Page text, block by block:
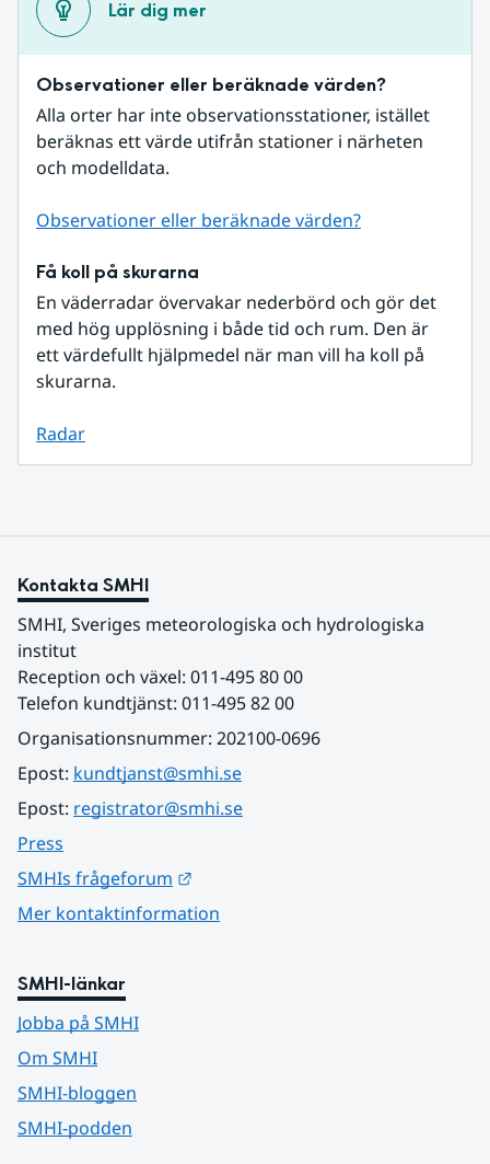
Lär dig mer
Observationer eller beräknade värden?
Alla orter har inte observationsstationer, istället
beräknas ett värde utifrån stationer i närheten
och modelldata.
Observationer eller beräknade värden?
Få koll på skurarna
En väderradar övervakar nederbörd och gör det
med hög upplösning i både tid och rum. Den är
ett värdefullt hjälpmedel när man vill ha koll på
skurarna.
Radar
Kontakta SMHI
SMHI, Sveriges meteorologiska och hydrologiska
institut
Reception och växel: 011-495 80 00
Telefon kundtjänst: 011-495 82 00
Organisationsnummer: 202100-0696
Epost: kundtjanst@smhi.se
Epost: registrator@smhi.se
Press
SMHIs frågeforum
Mer kontaktinformation
SMHI-länkar
Jobba på SMHI
Om SMHI
SMHI-bloggen
SMHI-podden